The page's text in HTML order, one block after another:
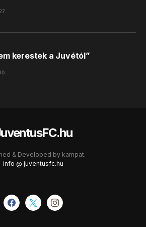
kerestek a Juvétól”
& Developed by kampat.
info @ juventusfc.hu